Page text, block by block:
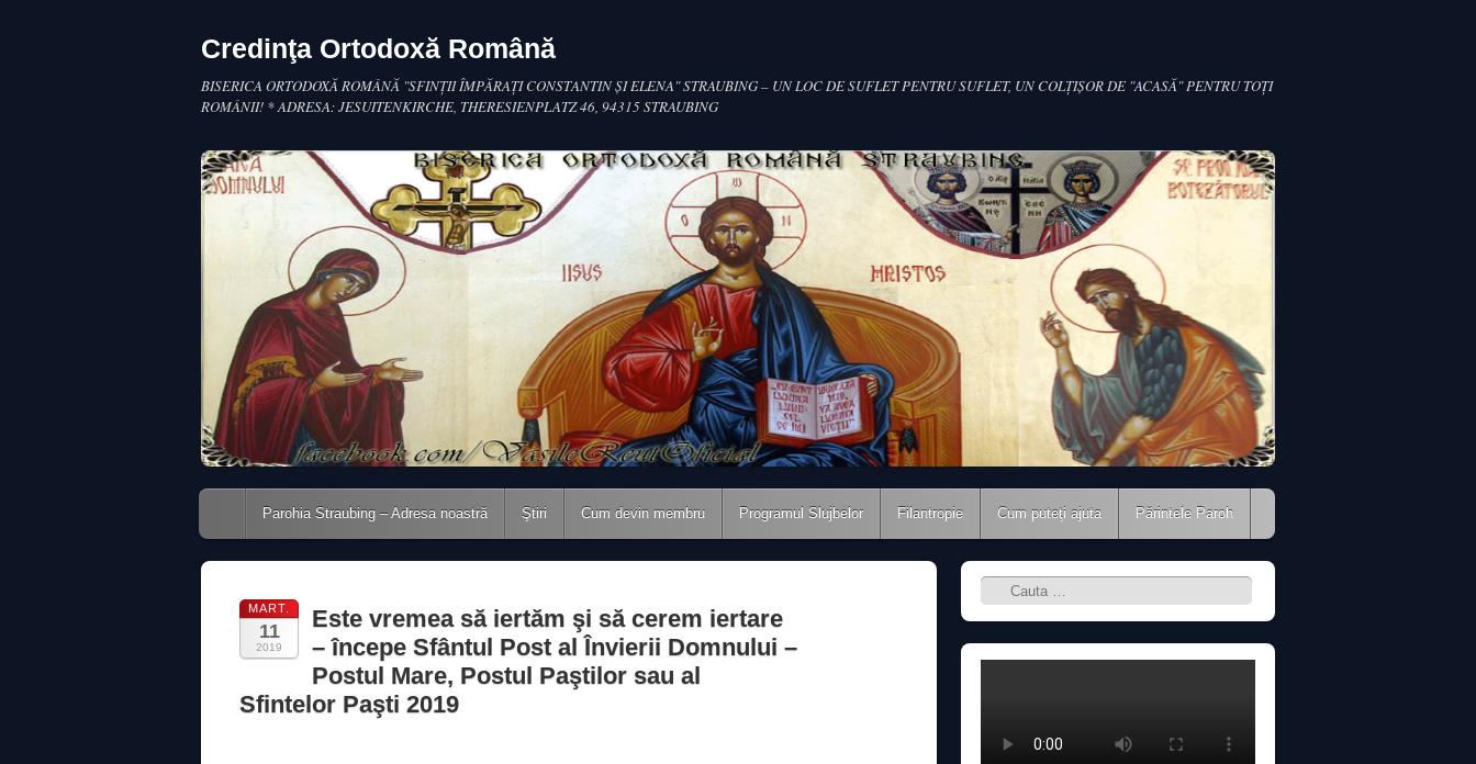
Credinţa Ortodoxă Română
BISERICA ORTODOXĂ ROMÂNĂ "SFINŢII ÎMPĂRAŢI CONSTANTIN ŞI ELENA" STRAUBING – UN LOC DE SUFLET PENTRU SUFLET, UN COLŢIŞOR DE "ACASĂ" PENTRU TOŢI
ROMÂNII! * ADRESA: JESUITENKIRCHE, THERESIENPLATZ 46, 94315 STRAUBING
Main menu
Skip to content
Parohia Straubing – Adresa noastră Ştiri Cum devin membru Programul Slujbelor Filantropie Cum puteţi ajuta Părintele Paroh
MART.
11
2019
Este vremea să iertăm şi să cerem iertare
– începe Sfântul Post al Învierii Domnului –
Postul Mare, Postul Paştilor sau al
Sfintelor Paşti 2019
Search